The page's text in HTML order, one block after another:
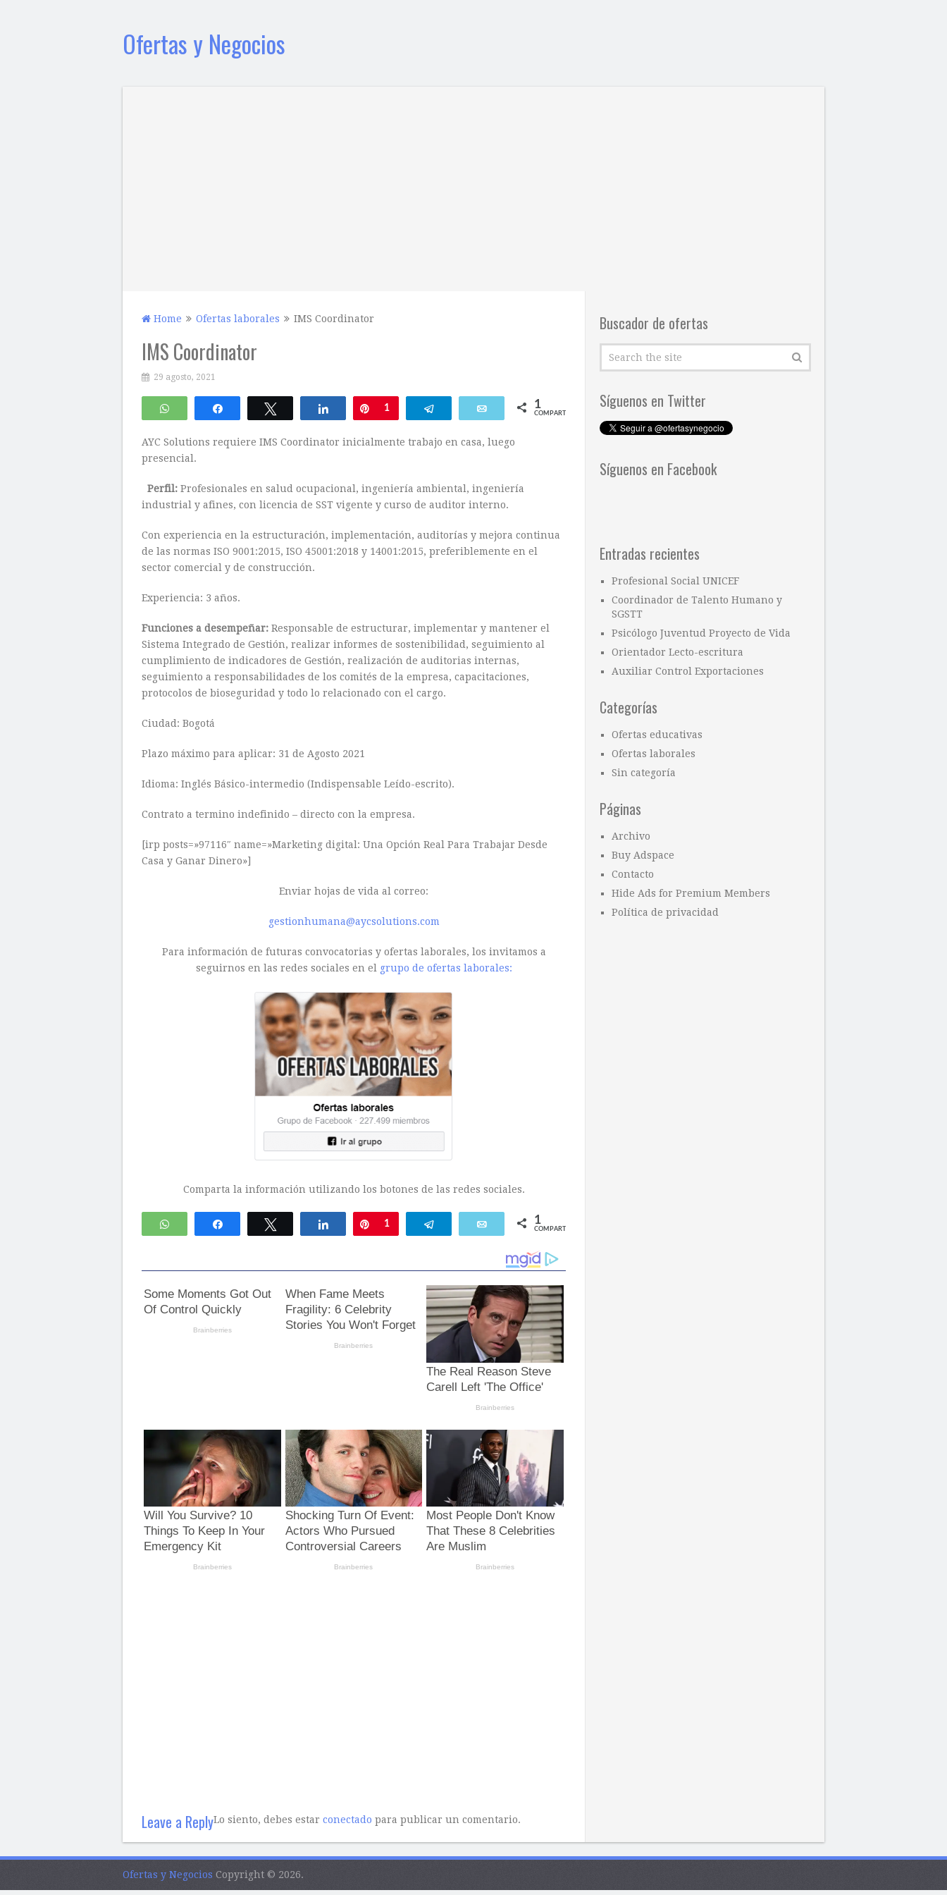
Ofertas y Negocios
Home Ofertas laborales IMS Coordinator
IMS Coordinator
29 agosto, 2021
WhatsApp Compartir Twittear Compartir Pin
1 Telegram Email 1
COMPARTIR
AYC Solutions requiere IMS Coordinator inicialmente trabajo en casa, luego
presencial.
Perfil: Profesionales en salud ocupacional, ingeniería ambiental, ingeniería
industrial y afines, con licencia de SST vigente y curso de auditor interno.
Con experiencia en la estructuración, implementación, auditorías y mejora continua
de las normas ISO 9001:2015, ISO 45001:2018 y 14001:2015, preferiblemente en el
sector comercial y de construcción.
Experiencia: 3 años.
Funciones a desempeñar: Responsable de estructurar, implementar y mantener el
Sistema Integrado de Gestión, realizar informes de sostenibilidad, seguimiento al
cumplimiento de indicadores de Gestión, realización de auditorias internas,
seguimiento a responsabilidades de los comités de la empresa, capacitaciones,
protocolos de bioseguridad y todo lo relacionado con el cargo.
Ciudad: Bogotá
Plazo máximo para aplicar: 31 de Agosto 2021
Idioma: Inglés Básico-intermedio (Indispensable Leído-escrito).
Contrato a termino indefinido – directo con la empresa.
[irp posts=»97116″ name=»Marketing digital: Una Opción Real Para Trabajar Desde
Casa y Ganar Dinero»]
Enviar hojas de vida al correo:
gestionhumana@aycsolutions.com
Para información de futuras convocatorias y ofertas laborales, los invitamos a
seguirnos en las redes sociales en el grupo de ofertas laborales:
Comparta la información utilizando los botones de las redes sociales.
WhatsApp Compartir Twittear Compartir Pin
1 Telegram Email 1
COMPARTIR
Leave a ReplyLo siento, debes estar conectado para publicar un comentario.
Buscador de ofertas
Síguenos en Twitter
Síguenos en Facebook
Entradas recientes
Profesional Social UNICEF
Coordinador de Talento Humano y
SGSTT
Psicólogo Juventud Proyecto de Vida
Orientador Lecto-escritura
Auxiliar Control Exportaciones
Categorías
Ofertas educativas
Ofertas laborales
Sin categoría
Páginas
Archivo
Buy Adspace
Contacto
Hide Ads for Premium Members
Política de privacidad
Ofertas y Negocios Copyright © 2026.